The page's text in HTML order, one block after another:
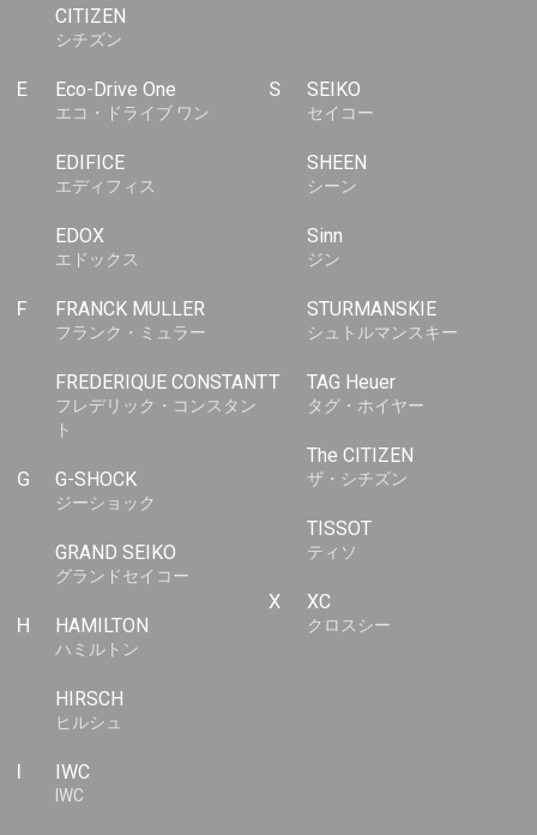
CITIZEN
シチズン
E Eco-Drive One
エコ・ドライブ ワン
EDIFICE
エディフィス
EDOX
エドックス
F FRANCK MULLER
フランク・ミュラー
FREDERIQUE CONSTANT
フレデリック・コンスタン
ト
G G-SHOCK
ジーショック
GRAND SEIKO
グランドセイコー
H HAMILTON
ハミルトン
HIRSCH
ヒルシュ
I IWC
IWC
S SEIKO
セイコー
SHEEN
シーン
Sinn
ジン
STURMANSKIE
シュトルマンスキー
T TAG Heuer
タグ・ホイヤー
The CITIZEN
ザ・シチズン
TISSOT
ティソ
X XC
クロスシー